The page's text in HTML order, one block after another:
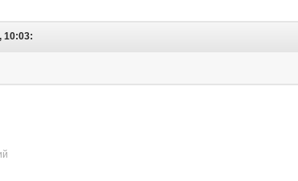
10:03: